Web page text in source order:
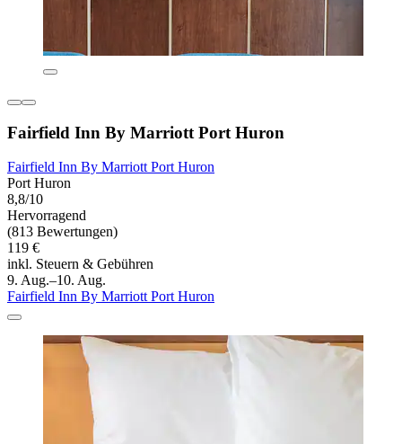
Fairfield Inn By Marriott Port Huron
Fairfield Inn By Marriott Port Huron
Port Huron
8,8/10
Hervorragend
(813 Bewertungen)
119 €
inkl. Steuern & Gebühren
9. Aug.–10. Aug.
Fairfield Inn By Marriott Port Huron